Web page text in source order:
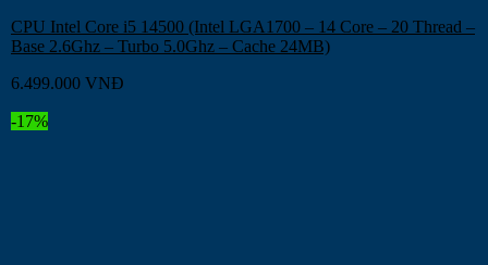
CPU Intel Core i5 14500 (Intel LGA1700 – 14 Core – 20 Thread –
Base 2.6Ghz – Turbo 5.0Ghz – Cache 24MB)
6.499.000 VNĐ
-17%